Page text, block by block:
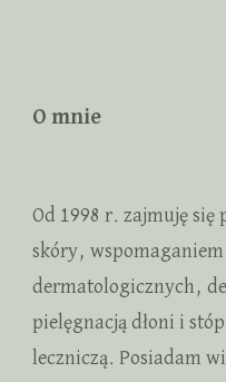
O mnie
Od 1998 r. zajmuję się
skóry,
dermatologicznych,
pielęgnacją dłoni i
leczniczą. Posiadam